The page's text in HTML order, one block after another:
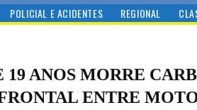
POLICIAL E ACIDENTES REGIONAL
19 ANOS MORRE
ENTRE